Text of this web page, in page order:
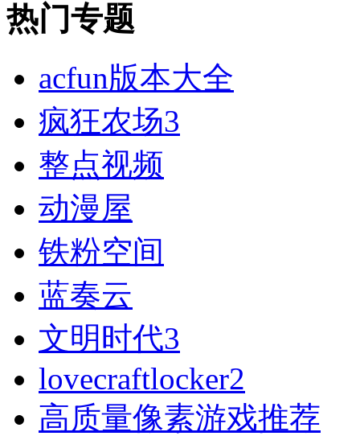
热门专题
acfun版本大全
疯狂农场3
整点视频
动漫屋
铁粉空间
蓝奏云
文明时代3
lovecraftlocker2
高质量像素游戏推荐